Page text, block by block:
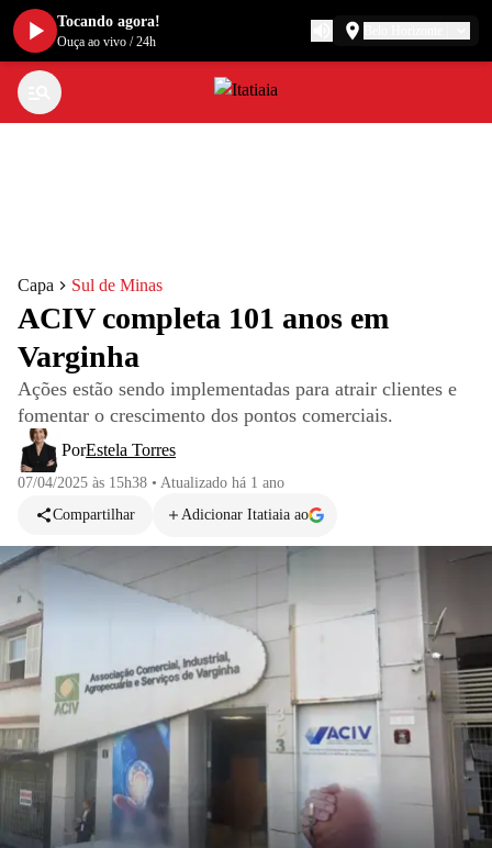
Capa Sul de Minas
ACIV completa 101 anos em
Varginha
Ações estão sendo implementadas para atrair clientes e
fomentar o crescimento dos pontos comerciais.
PorEstela Torres
07/04/2025 às 15h38 • Atualizado há 1 ano
Compartilhar
Adicionar Itatiaia ao
Tocando agora!
Ouça ao vivo /24h